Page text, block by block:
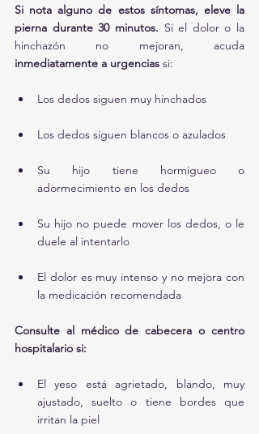
Si nota alguno de estos síntomas, eleve la
pierna durante 30 minutos. Si el dolor o la
inmediatamente a urgencias si:
Los dedos siguen muy hinchados
Los dedos siguen blancos o azulados
Su hijo tiene hormigueo o
adormecimiento en los dedos
Su hijo no puede mover los dedos, o le
duele al intentarlo
El dolor es muy intenso y no mejora con
la medicación recomendada
Consulte al médico de cabecera o centro
hospitalario si:
El yeso está agrietado, blando, muy
ajustado, suelto o tiene bordes que
irritan la piel